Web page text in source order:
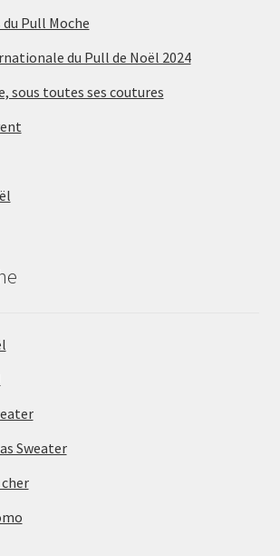
Pull Moche
du Pull de Noël 2024
sous toutes ses coutures
Sweater